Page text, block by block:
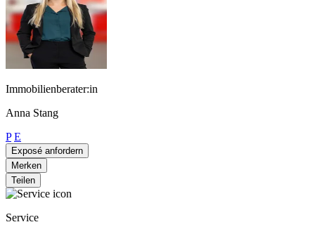
Immobilienberater:in
Anna Stang
P E
Exposé anfordern
Merken
Teilen
Service